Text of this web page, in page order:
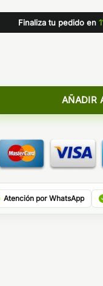
Finaliza tu pedido en
5ml -
AÑADIR
Atención por WhatsApp